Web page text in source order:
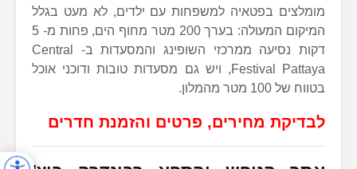
מומלצים בפטאיה למשפחות עם ילדים, לא מעט בגלל
המיקום המעולה: בערך 200 מטר מחוף הים, פחות מ- 5
דקות נסיעה ממרכזי השופינג והמסעדות ב- Central
Festival Pattaya, ויש גם מסעדות טובות ודוכני אוכל
בטווח של 100 מטר מהמלון.
לבדיקת מחירים, פרטים והזמנת חדרים